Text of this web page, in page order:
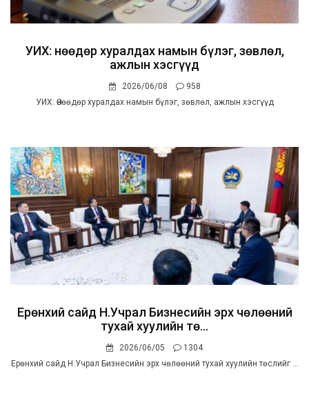
УИХ: Өнөөдөр хуралдах намын бүлэг, зөвлөл,
ажлын хэсгүүд
2026/06/08
958
УИХ: Өнөөдөр хуралдах намын бүлэг, зөвлөл, ажлын хэсгүүд
Ерөнхий сайд Н.Учрал Бизнесийн эрх чөлөөний
тухай хуулийн тө...
2026/06/05
1304
Ерөнхий сайд Н.Учрал Бизнесийн эрх чөлөөний тухай хуулийн төслийг ...